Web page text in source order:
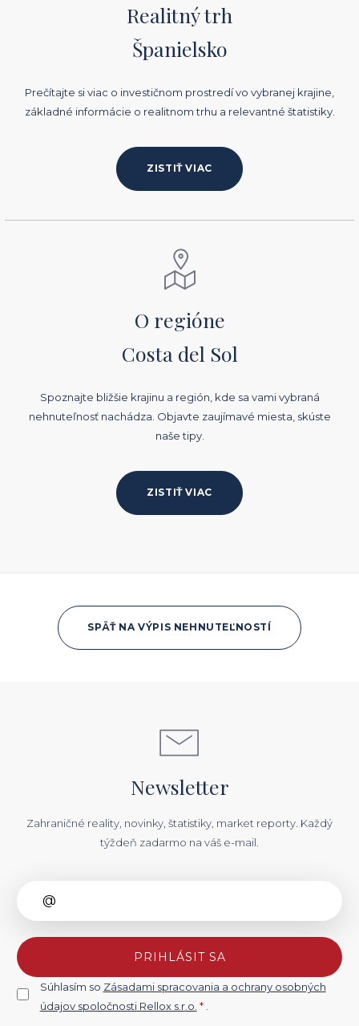
Realitný trh
Španielsko
Prečítajte si viac o investičnom prostredí vo vybranej krajine,
základné informácie o realitnom trhu a relevantné štatistiky.
ZISTIŤ VIAC
O regióne
Costa del Sol
Spoznajte bližšie krajinu a región, kde sa vami vybraná
nehnuteľnosť nachádza. Objavte zaujímavé miesta, skúste
naše tipy.
ZISTIŤ VIAC
SPÄŤ NA VÝPIS NEHNUTEĽNOSTÍ
Newsletter
Zahraničné reality, novinky, štatistiky, market reporty. Každý
týždeň zadarmo na váš e-mail.
PRIHLÁSIT SA
Súhlasím so Zásadami spracovania a ochrany osobných
údajov spoločnosti Rellox s.r.o. *